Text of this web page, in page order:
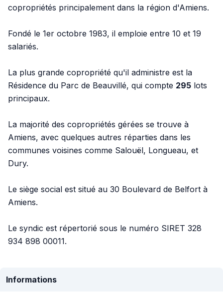
copropriétés principalement dans la région d'Amiens.
Fondé le 1er octobre 1983, il emploie entre 10 et 19
salariés.
La plus grande copropriété qu'il administre est la
Résidence du Parc de Beauvillé, qui compte 295 lots
principaux.
La majorité des copropriétés gérées se trouve à
Amiens, avec quelques autres réparties dans les
communes voisines comme Salouël, Longueau, et
Dury.
Le siège social est situé au 30 Boulevard de Belfort à
Amiens.
Le syndic est répertorié sous le numéro SIRET 328
934 898 00011.
Informations